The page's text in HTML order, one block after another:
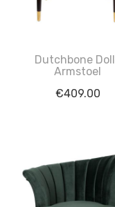
Dutchbone
Armstoel
€409.00